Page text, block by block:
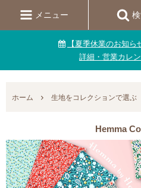
メニュー
【夏季休業のお知
詳細・営業カレ
ホーム 生地をコレクションで選ぶ
Hemma